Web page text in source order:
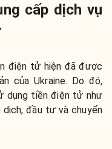
cấp dịch vụ
điện tử hiện đã được
của Ukraine. Do đó,
dụng tiền điện tử như
đầu tư và chuyển